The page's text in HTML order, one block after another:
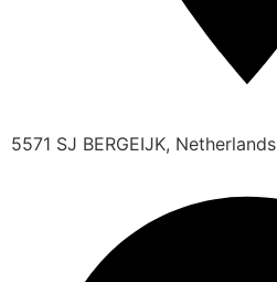
5571 SJ BERGEIJK, Netherlands